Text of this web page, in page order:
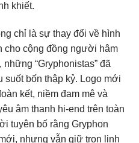
khiết.
chỉ là sự thay đổi về hình
cho cộng đồng người hâm
“Gryphonistas” đã
bốn thập kỷ. Logo mới
kết, niềm đam mê và
âm thanh hi-end trên toàn
tuyên bố rằng Gryphon
nhưng vẫn giữ trọn linh